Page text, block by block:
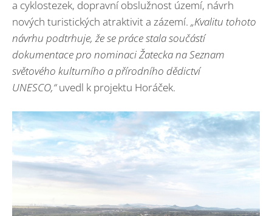
a cyklostezek, dopravní obslužnost území, návrh
nových turistických atraktivit a zázemí. „Kvalitu tohoto
návrhu podtrhuje, že se práce stala součástí
dokumentace pro nominaci Žatecka na Seznam
světového kulturního a přírodního dědictví
UNESCO,“uvedl k projektu Horáček.